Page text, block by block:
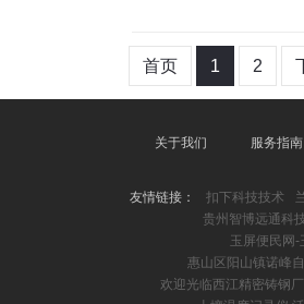
首页 1 2
关于我们 服务指南
友情链接： 扣下科技技术
贵州智博远通科
玉屏便民网-
惠山区阳山镇诺峰
欢迎光临西江精密铸钢厂